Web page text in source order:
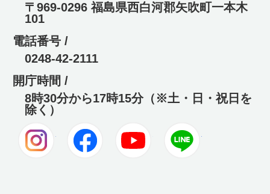
〒969-0296 福島県西白河郡矢吹町一本木
101
電話番号 /
0248-42-2111
開庁時間 /
8時30分から17時15分（※土・日・祝日を
除く）
Instagram Facebook Youtube